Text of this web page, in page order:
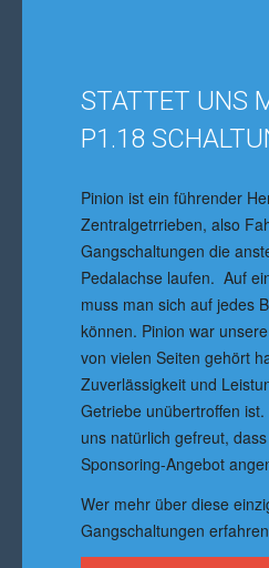
STATTET UNS
P1.18
Pinion ist ein führender
Zentralgetrrieben, also
Gangschaltungen die
Pedalachse laufen. Auf
muss man sich auf jedes
können. Pinion war
von vielen Seiten gehört
Zuverlässigkeit und
Getriebe unübertroffen
uns natürlich gefreut,
Sponsoring-Angebot
Wer mehr über diese
Gangschaltungen